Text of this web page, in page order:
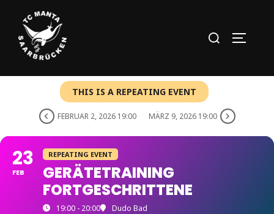
Inhalt
springen
Suchen
THIS IS A REPEATING EVENT
FEBRUAR 2, 2026 19:00 MÄRZ 9, 2026 19:00
23
FEB
REPEATING EVENT
GERÄTETRAINING
FORTGESCHRITTENE
19:00 - 20:00 Dudo Bad